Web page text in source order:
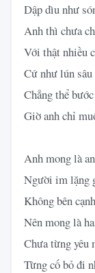
Dập dìu như
Anh thì chưa
Với thật nhiều
Cứ như lún
Chẳng thể
Giờ anh chỉ
Anh mong là
Người im lặng
Không bên
Nên mong là
Chưa từng yêu
Từng cố bỏ đi